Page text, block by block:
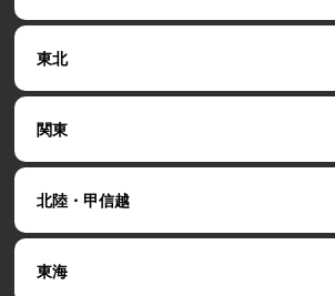
東北
関東
北陸・甲信越
東海